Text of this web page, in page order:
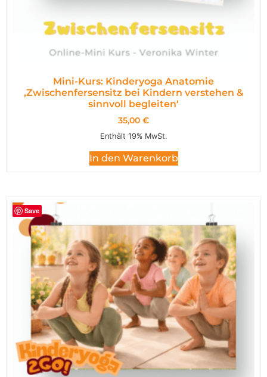
Mini-Kurs: Kinderyoga Anatomie
,Zwischenfersensitz bei Kindern verstehen &
sinnvoll begleiten‘
35,00 €
Enthält 19% MwSt.
In den Warenkorb
Save